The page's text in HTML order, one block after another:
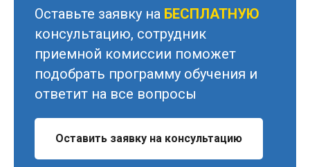
Оставьте заявку на БЕСПЛАТНУЮ
консультацию, сотрудник
приемной комиссии поможет
подобрать программу обучения и
ответит на все вопросы
Оставить заявку на консультацию